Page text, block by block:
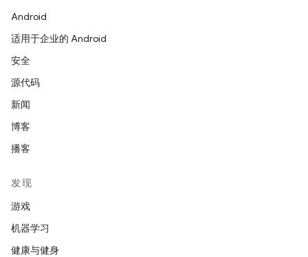
Android
适用于企业的 Android
安全
源代码
新闻
博客
播客
发现
游戏
机器学习
健康与健身